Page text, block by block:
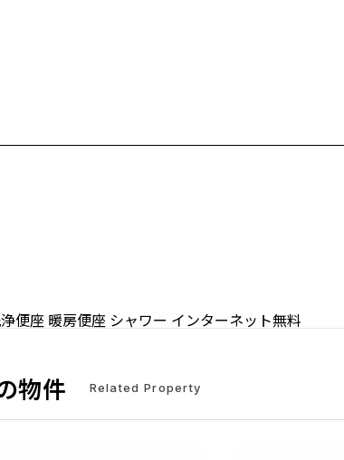
便座 暖房便座 シャワー インターネット無料
物件 Related Property